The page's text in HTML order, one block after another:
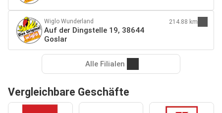
Wiglo Wunderland
Auf der Dingstelle 19, 38644
Goslar
214.88 km
Alle Filialen
Vergleichbare Geschäfte